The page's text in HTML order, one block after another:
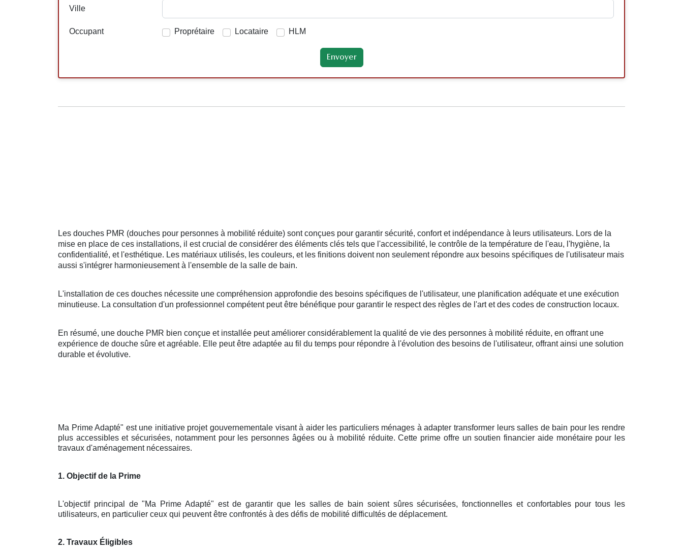
Ville
Occupant Proprétaire Locataire HLM
Les douches PMR (douches pour personnes à mobilité réduite) sont conçues pour garantir sécurité, confort et indépendance à leurs utilisateurs. Lors de la
mise en place de ces installations, il est crucial de considérer des éléments clés tels que l'accessibilité, le contrôle de la température de l'eau, l'hygiène, la
confidentialité, et l'esthétique. Les matériaux utilisés, les couleurs, et les finitions doivent non seulement répondre aux besoins spécifiques de l'utilisateur mais
aussi s'intégrer harmonieusement à l'ensemble de la salle de bain.
L'installation de ces douches nécessite une compréhension approfondie des besoins spécifiques de l'utilisateur, une planification adéquate et une exécution
minutieuse. La consultation d'un professionnel compétent peut être bénéfique pour garantir le respect des règles de l'art et des codes de construction locaux.
En résumé, une douche PMR bien conçue et installée peut améliorer considérablement la qualité de vie des personnes à mobilité réduite, en offrant une
expérience de douche sûre et agréable. Elle peut être adaptée au fil du temps pour répondre à l'évolution des besoins de l'utilisateur, offrant ainsi une solution
durable et évolutive.
Ma Prime Adapté" est une initiative projet gouvernementale visant à aider les particuliers ménages à adapter transformer leurs salles de bain pour les rendre
plus accessibles et sécurisées, notamment pour les personnes âgées ou à mobilité réduite. Cette prime offre un soutien financier aide monétaire pour les
travaux d'aménagement nécessaires.
1. Objectif de la Prime
L'objectif principal de "Ma Prime Adapté" est de garantir que les salles de bain soient sûres sécurisées, fonctionnelles et confortables pour tous les
utilisateurs, en particulier ceux qui peuvent être confrontés à des défis de mobilité difficultés de déplacement.
2. Travaux Éligibles